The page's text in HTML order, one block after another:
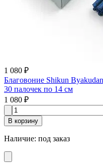
1 080 ₽
Благовоние Shikun
30 палочек по 14 см
1 080 ₽
В корзину
Наличие: под заказ